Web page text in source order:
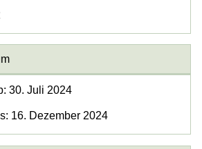
30. Juli 2024
16. Dezember 2024